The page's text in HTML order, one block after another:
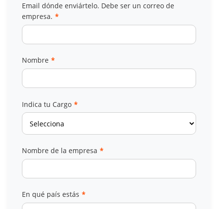
Email dónde enviártelo. Debe ser un correo de
empresa. *
Nombre *
Indica tu Cargo *
Nombre de la empresa *
En qué país estás *